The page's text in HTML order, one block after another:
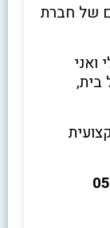
של חברת
ואני
בית,